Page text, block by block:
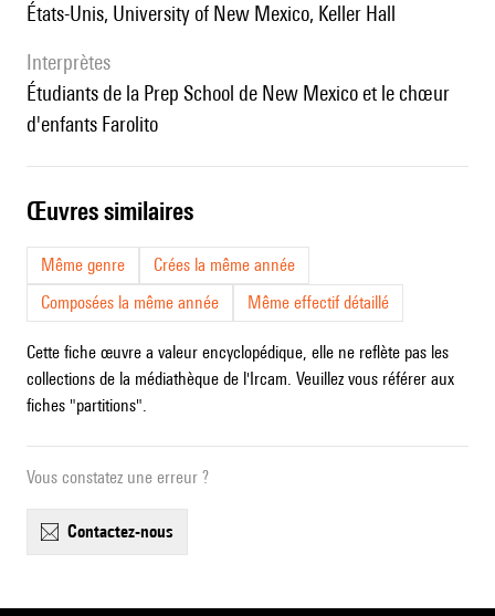
États-Unis, University of New Mexico, Keller Hall
interprètes
étudiants de la Prep School de New Mexico et le chœur
d'enfants Farolito
œuvres similaires
Même genre
Crées la même année
Composées la même année
Même effectif détaillé
Cette fiche œuvre a valeur encyclopédique, elle ne reflète pas les
collections de la médiathèque de l'Ircam. Veuillez vous référer aux
fiches "partitions".
Vous constatez une erreur ?
contactez-nous